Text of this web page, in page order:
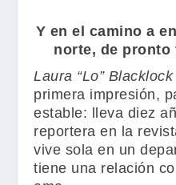
Y en el camino a
norte, de pronto
Laura “Lo” Blacklock
primera impresión,
estable: lleva diez
reportera en la
vive sola en un
tiene una relación